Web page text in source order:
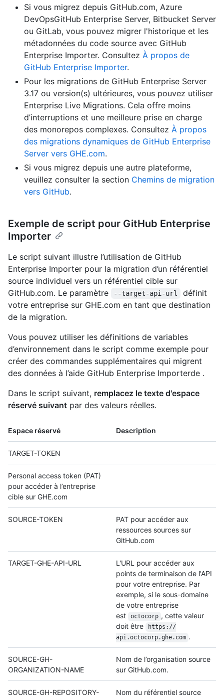
Si vous migrez depuis GitHub.com, Azure
DevOpsGitHub Enterprise Server, Bitbucket Server
ou GitLab, vous pouvez migrer l'historique et les
métadonnées du code source avec GitHub
Enterprise Importer. Consultez À propos de
GitHub Enterprise Importer.
Pour les migrations de GitHub Enterprise Server
3.17 ou version(s) ultérieures, vous pouvez utiliser
Enterprise Live Migrations. Cela offre moins
d’interruptions et une meilleure prise en charge
des monorepos complexes. Consultez À propos
des migrations dynamiques de GitHub Enterprise
Server vers GHE.com.
Si vous migrez depuis une autre plateforme,
veuillez consulter la section Chemins de migration
vers GitHub.
Exemple de script pour GitHub Enterprise
Importer
Le script suivant illustre l’utilisation de GitHub
Enterprise Importer pour la migration d’un référentiel
source individuel vers un référentiel cible sur
GitHub.com. Le paramètre
--target-api-url
définit
votre entreprise sur GHE.com en tant que destination
de la migration.
Vous pouvez utiliser les définitions de variables
d’environnement dans le script comme exemple pour
créer des commandes supplémentaires qui migrent
des données à l’aide GitHub Enterprise Importerde .
Dans le script suivant, remplacez le texte d'espace
réservé suivant par des valeurs réelles.
Espace réservé Description
TARGET-TOKEN
Personal access token (PAT)
pour accéder à l’entreprise
cible sur GHE.com
SOURCE-TOKEN
PAT pour accéder aux
ressources sources sur
GitHub.com
TARGET-GHE-API-URL
L'URL pour accéder aux
points de terminaison de l'API
pour votre entreprise. Par
exemple, si le sous-domaine
de votre entreprise
est
octocorp , cette valeur
doit être
https://
api.octocorp.ghe.com .
SOURCE-GH-
ORGANIZATION-NAME
Nom de l’organisation source
sur GitHub.com.
SOURCE-GH-REPOSITORY-
Nom du référentiel source